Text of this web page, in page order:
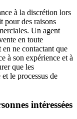
à la discrétion lors
pour des raisons
Un agent
en toute
ne contactant que
à son expérience et à
que les
le processus de
intéressées